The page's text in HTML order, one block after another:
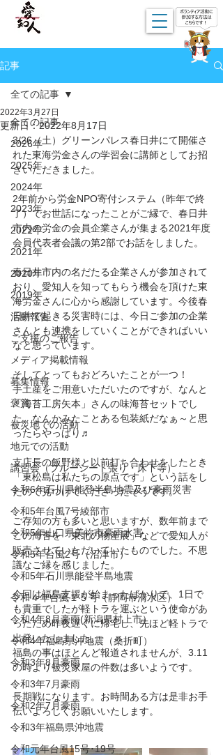
記事
全ての記事
2026年
2025年
2024年
2023年
2022年
2021年
2020年
2019年
活動報告
ご支援のご報告
メディア掲載情報
募集情報
褒賞
被災地での活動
地元での活動
講習会（ブルーシート張り・床下等）
令和6年石川県能登半島地震及び豪雨災害
令和5年台風7号綾部市
令和5年山口県美祢市豪雨水害
令和5年台風2号（沼津市）
令和5年石川県能登半島地震
令和４年台風１５号（静岡市清水区）
令和4年8月豪雨(新潟県村上市）
令和4年福島県沖地震（桑折町）
令和3年8月豪雨
令和3年7月豪雨
令和2年7月豪雨
令和3年福島県沖地震
令和元年台風15号･19号
全ての記事
2022年3月27日
更新日：2022年8月17日
3/26（土）グリーンパレス春日井にて開催さ
れた東海労金さんの学習会に講師としてお招
きいただきました。
2年前から労金NPO寄付システム（昨年で終
了）でお世話になったことがご縁で、春日井
市内の労金の会員企業さんが集まる2021年度
会員代表者会議の第2部でお話をしました。
春日井市内の名だたる企業さんが参加されて
おり、愛知人を知ってもらう機会を頂けた東
海労金さんに心から感謝しています。今後春
日井で起きる災害時には、今日ご参加の企業
さんとも連携をしていくことができればいい
なと思っています。
そしてとってもおどろいたことが一つ！
手土産をご用意いただいたのですが、なんと
「海苔工房矢本」さんの味海苔セットでし
た。なんかみたことある包装紙だなぁ～と思
ったらやっぱり♬
支店長の飯野様と以前打ち合わせをしたとき
「東松島は私たちの原点です」という話をし
たので見つけてくださったそうです。
ご存知の方も多いと思いますが、数年前まで
この海苔を「東北の物産展」などで愛知人が
販売させていただいていたものでした。不思
議なご縁を感じました。
今回は福島支援が始まったばかりで、1日で
も貴重でしたが軽トラを運ぶという使命があ
ったため昨夜遅くに帰宅し、先ほど軽トラで
出発いたしました。
福島の事はほとんど報道されませんが、3.11
の時より被災家屋の件数は多いようです。
長期戦になります。お時間ある方は是非お手
伝いよろしくお願いいたします。